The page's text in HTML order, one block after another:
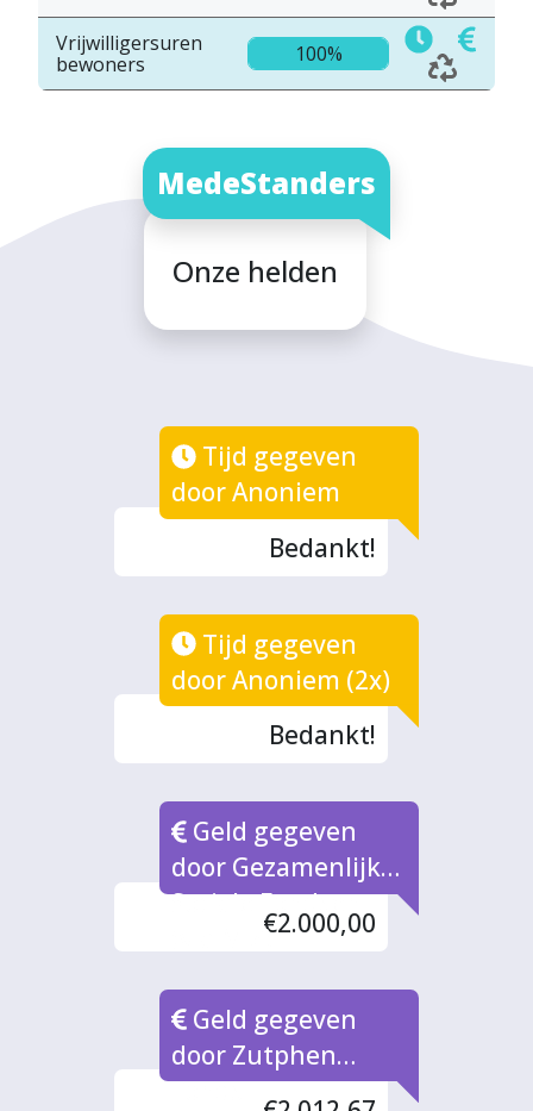
Vrijwilligersuren
bewoners
100%
MedeStanders
Onze helden
Tijd gegeven
door Anoniem
Bedankt!
Tijd gegeven
door Anoniem (2x)
Bedankt!
Geld gegeven
door Gezamenlijke
Sociale Fondsen
(via MIZ)€2.000,00
Geld gegeven
door Zutphen
Fonds